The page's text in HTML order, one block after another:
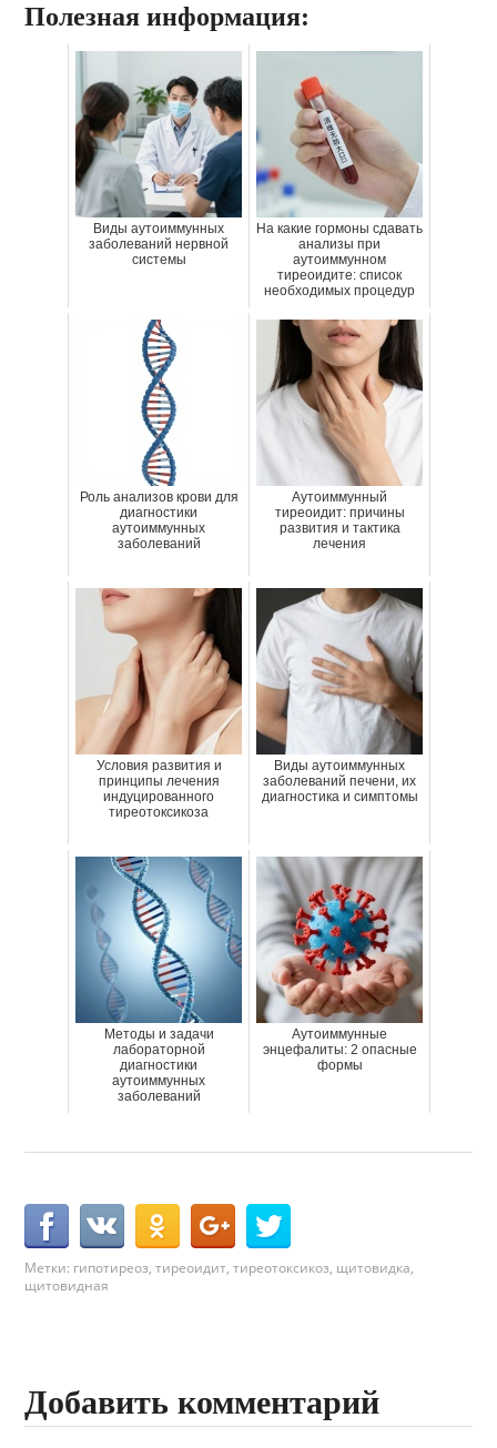
Полезная информация:
Виды аутоиммунных
заболеваний нервной
системы
На какие гормоны сдавать
анализы при
аутоиммунном
тиреоидите: список
необходимых процедур
Роль анализов крови для
диагностики
аутоиммунных
заболеваний
Аутоиммунный
тиреоидит: причины
развития и тактика
лечения
Условия развития и
принципы лечения
индуцированного
тиреотоксикоза
Виды аутоиммунных
заболеваний печени, их
диагностика и симптомы
Методы и задачи
лабораторной
диагностики
аутоиммунных
заболеваний
Аутоиммунные
энцефалиты: 2 опасные
формы
Метки: гипотиреоз,тиреоидит,тиреотоксикоз, щитовидка,
щитовидная
Добавить комментарий